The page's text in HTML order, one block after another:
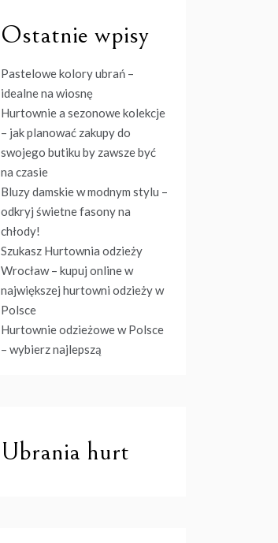
Ostatnie wpisy
Pastelowe kolory ubrań –
idealne na wiosnę
Hurtownie a sezonowe kolekcje
– jak planować zakupy do
swojego butiku by zawsze być
na czasie
Bluzy damskie w modnym stylu –
odkryj świetne fasony na
chłody!
Szukasz Hurtownia odzieży
Wrocław – kupuj online w
największej hurtowni odzieży w
Polsce
Hurtownie odzieżowe w Polsce
– wybierz najlepszą
Ubrania hurt